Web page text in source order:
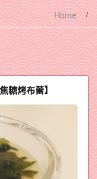
Home /
糖烤布蕾】